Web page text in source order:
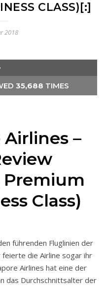
CLASS)[:]
2018
35,688 TIMES
–
Premium
Class)
führenden Fluglinien der
feierte die Airline sogar ihr
Airlines hat eine der
das Durchschnittsalter der